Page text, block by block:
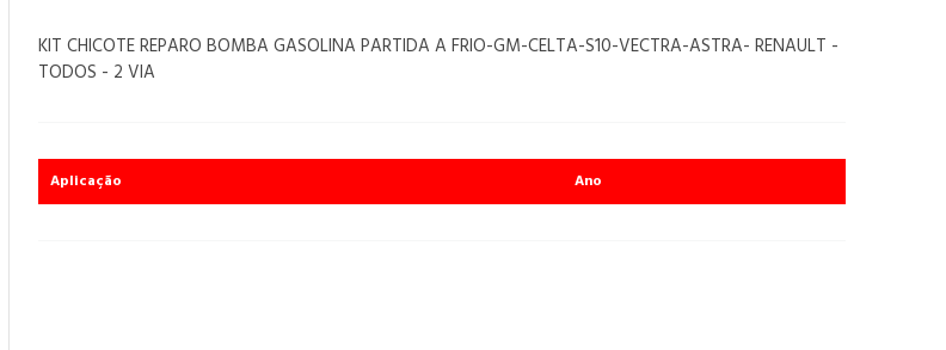
KIT CHICOTE REPARO BOMBA GASOLINA PARTIDA A FRIO-GM-CELTA-S10-VECTRA-ASTRA- RENAULT -
TODOS - 2 VIA
Aplicação Ano